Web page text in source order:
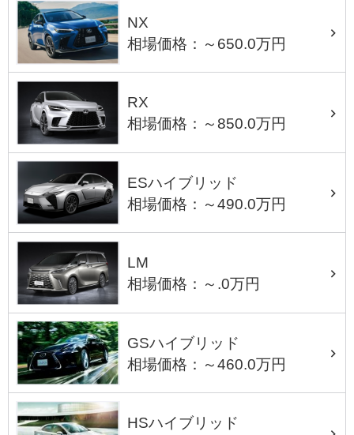
NX
相場価格：～650.0万円
RX
相場価格：～850.0万円
ESハイブリッド
相場価格：～490.0万円
LM
相場価格：～.0万円
GSハイブリッド
相場価格：～460.0万円
HSハイブリッド